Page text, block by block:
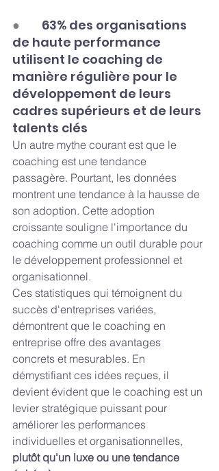
●
63% des organisations
de haute performance
utilisent le coaching de
manière régulière pour le
développement de leurs
cadres supérieurs et de leurs
talents clés
Un autre mythe courant est que le
coaching est une tendance
passagère. Pourtant, les données
montrent une tendance à la hausse de
son adoption. Cette adoption
croissante souligne l'importance du
coaching comme un outil durable pour
le développement professionnel et
organisationnel.
Ces statistiques qui témoignent du
succès d'entreprises variées,
démontrent que le coaching en
entreprise offre des avantages
concrets et mesurables. En
démystifiant ces idées reçues, il
devient évident que le coaching est un
levier stratégique puissant pour
améliorer les performances
individuelles et organisationnelles,
plutôt qu'un luxe ou une tendance